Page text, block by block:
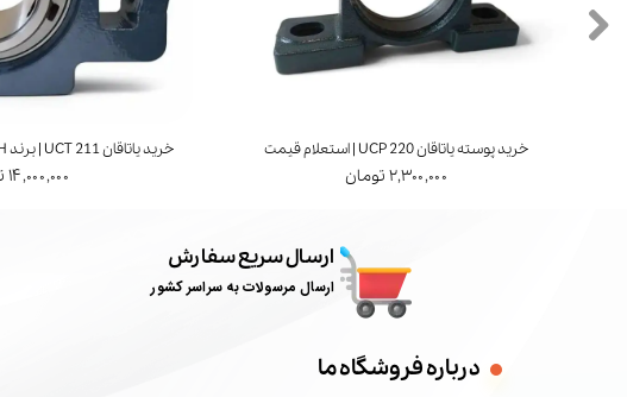
خرید یاتاقان UCT 211 | برند FYH ژاپن | استعلام قیمت
۱۴,۰۰۰,۰۰۰ تومان
خرید پوسته یاتاقان UCP 220 | استعلام قیمت
۲,۳۰۰,۰۰۰ تومان
ارسال سریع سفارش
ارسال مرسولات به سراسر کشور
درباره فروشگاه ما